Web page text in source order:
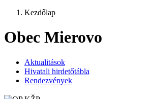
Kezdőlap
Obec Mierovo
Aktualitások
Hivatali hirdetőtábla
Rendezvények